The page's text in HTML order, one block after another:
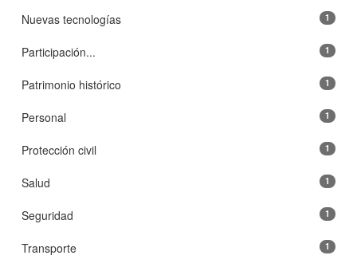
Nuevas tecnologías 1
Participación... 1
Patrimonio histórico 1
Personal 1
Protección civil 1
Salud 1
Seguridad 1
Transporte 1